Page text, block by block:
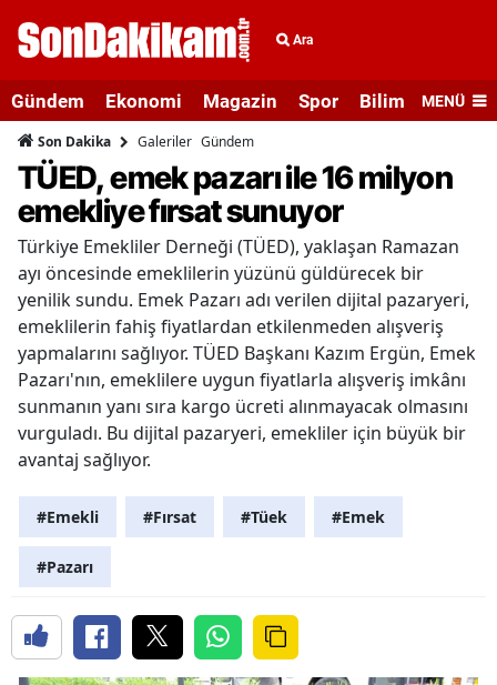
Ara
Gündem Ekonomi Magazin Spor Bilim veMENÜ
Son Dakika Galeriler Gündem
TÜED, emek pazarı ile 16 milyon
emekliye fırsat sunuyor
Türkiye Emekliler Derneği (TÜED), yaklaşan Ramazan
ayı öncesinde emeklilerin yüzünü güldürecek bir
yenilik sundu. Emek Pazarı adı verilen dijital pazaryeri,
emeklilerin fahiş fiyatlardan etkilenmeden alışveriş
yapmalarını sağlıyor. TÜED Başkanı Kazım Ergün, Emek
Pazarı'nın, emeklilere uygun fiyatlarla alışveriş imkânı
sunmanın yanı sıra kargo ücreti alınmayacak olmasını
vurguladı. Bu dijital pazaryeri, emekliler için büyük bir
avantaj sağlıyor.
#Emekli #Fırsat #Tüek #Emek
#Pazarı